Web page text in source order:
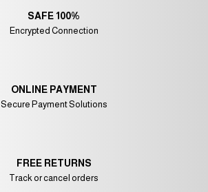
FREE RETURNS
Track or cancel orders
ONLINE PAYMENT
Secure Payment Solutions
100% SAFE
Encrypted Connection